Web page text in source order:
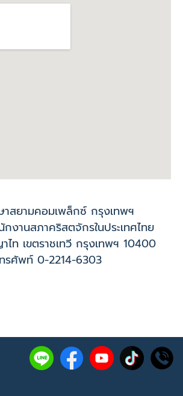
สยามคอมเพล็กซ์ กรุงเทพฯ
งานสภาคริสตจักรในประเทศไทย
ท เขตราชเทวี กรุงเทพฯ 10400
รศัพท์ 0-2214-6303